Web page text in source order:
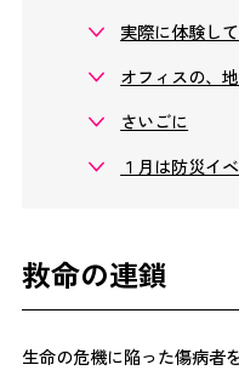
実際に体験し
オフィスの、
さいごに
１月は防災イ
救命の連鎖
生命の危機に陥った傷病者